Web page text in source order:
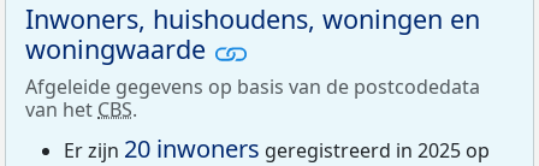
Inwoners, huishoudens, woningen en
woningwaarde
Afgeleide gegevens op basis van de postcodedata
van het CBS.
Er zijn 20 inwoners geregistreerd in 2025 op